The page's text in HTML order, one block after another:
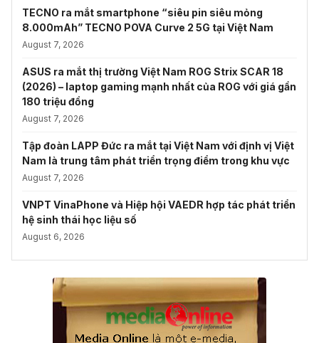
TECNO ra mắt smartphone “siêu pin siêu mỏng
8.000mAh” TECNO POVA Curve 2 5G tại Việt Nam
August 7, 2026
ASUS ra mắt thị trường Việt Nam ROG Strix SCAR 18
(2026) – laptop gaming mạnh nhất của ROG với giá gần
180 triệu đồng
August 7, 2026
Tập đoàn LAPP Đức ra mắt tại Việt Nam với định vị Việt
Nam là trung tâm phát triển trọng điểm trong khu vực
August 7, 2026
VNPT VinaPhone và Hiệp hội VAEDR hợp tác phát triển
hệ sinh thái học liệu số
August 6, 2026